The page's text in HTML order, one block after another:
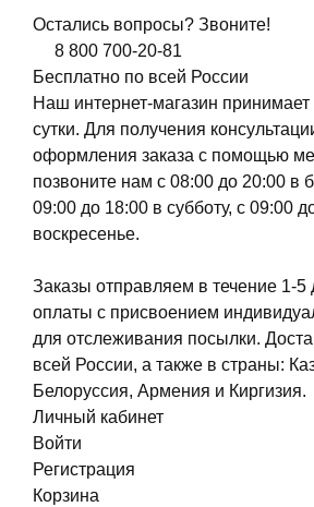
Остались вопросы? Звоните!
8 800 700-20-81
Бесплатно по всей России
Наш интернет-магазин принимает
сутки. Для получения
оформления заказа с помощью
позвоните нам с 08:00 до 20:00 в
09:00 до 18:00 в субботу, с 09:00
воскресенье.
Заказы отправляем в течение 1-5
оплаты с присвоением
для отслеживания посылки.
всей России, а также в страны:
Белоруссия, Армения и Киргизия.
Личный кабинет
Войти
Регистрация
Корзина